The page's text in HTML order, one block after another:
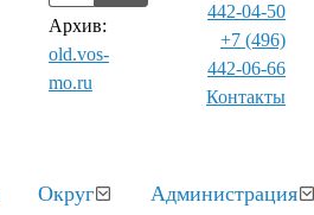
Архив:
old.vos-
mo.ru
442-04-50
+7 (496)
442-06-66
Контакты⁠
Округ Администрация